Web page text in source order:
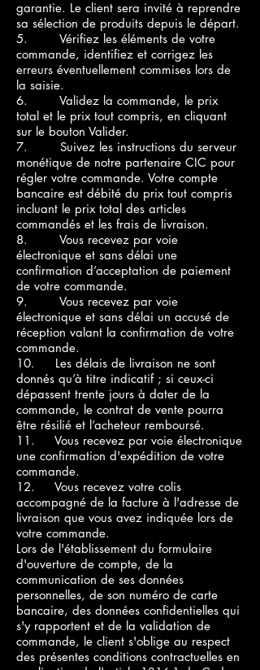
garantie. Le client sera invité à reprendre
sa sélection de produits depuis le départ.
5. Vérifiez les éléments de votre
commande, identifiez et corrigez les
erreurs éventuellement commises lors de
la saisie.
6. Validez la commande, le prix
total et le prix tout compris, en cliquant
sur le bouton Valider.
7. Suivez les instructions du serveur
monétique de notre partenaire CIC pour
régler votre commande. Votre compte
bancaire est débité du prix tout compris
incluant le prix total des articles
commandés et les frais de livraison.
8. Vous recevez par voie
électronique et sans délai une
confirmation d’acceptation de paiement
de votre commande.
9. Vous recevez par voie
électronique et sans délai un accusé de
réception valant la confirmation de votre
commande.
10. Les délais de livraison ne sont
donnés qu’à titre indicatif ; si ceux-ci
dépassent trente jours à dater de la
commande, le contrat de vente pourra
être résilié et l’acheteur remboursé.
11. Vous recevez par voie électronique
une confirmation d'expédition de votre
commande.
12. Vous recevez votre colis
accompagné de la facture à l'adresse de
livraison que vous avez indiquée lors de
votre commande.
Lors de l'établissement du formulaire
d'ouverture de compte, de la
communication de ses données
personnelles, de son numéro de carte
bancaire, des données confidentielles qui
s'y rapportent et de la validation de
commande, le client s'oblige au respect
des présentes conditions contractuelles en